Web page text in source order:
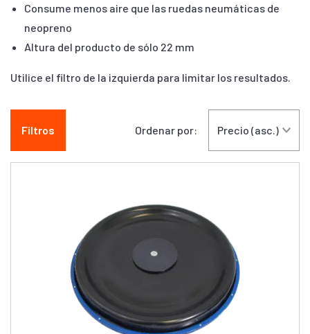
Consume menos aire que las ruedas neumáticas de
neopreno
Altura del producto de sólo 22 mm
Utilice el filtro de la izquierda para limitar los resultados.
Filtros Ordenar por: